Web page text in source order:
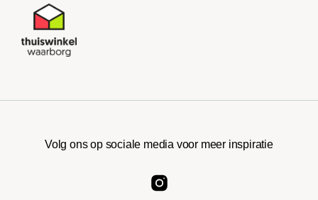
Volg ons op sociale media voor meer inspiratie